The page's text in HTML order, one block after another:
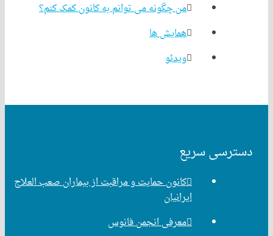
من چگونه می توانم به کانون کمک کنم؟
همایش ها
ویدئو
سریع
کانون حمایت و مراقبت از بیماران صعب العلاج
معرفی انجمن فانوس